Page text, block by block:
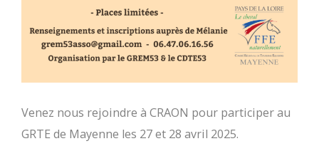
Venez nous rejoindre à CRAON pour participer au
GRTE de Mayenne les 27 et 28 avril 2025.